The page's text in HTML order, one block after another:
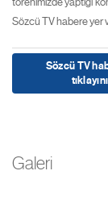
Sözcü TV habere yer
Sözcü TV
Galeri